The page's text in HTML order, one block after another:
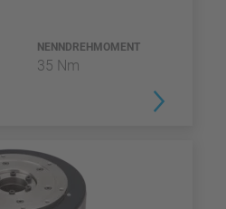
NENNDREHMOMENT
35 Nm